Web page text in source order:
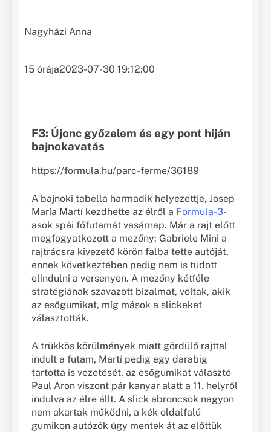
Nagyházi Anna
15 órája2023-07-30 19:12:00
F3: Újonc győzelem és egy pont híján
bajnokavatás
https://formula.hu/parc-ferme/36189
A bajnoki tabella harmadik helyezettje, Josep
María Martí kezdhette az élről a Formula-3-
asok spái főfutamát vasárnap. Már a rajt előtt
megfogyatkozott a mezőny: Gabriele Mini a
rajtrácsra kivezető körön falba tette autóját,
ennek következtében pedig nem is tudott
elindulni a versenyen. A mezőny kétféle
stratégiának szavazott bizalmat, voltak, akik
az esőgumikat, míg mások a slickeket
választották.
A trükkös körülmények miatt gördülő rajttal
indult a futam, Martí pedig egy darabig
tartotta is vezetését, az esőgumikat választó
Paul Aron viszont pár kanyar alatt a 11. helyről
indulva az élre állt. A slick abroncsok nagyon
nem akartak működni, a kék oldalfalú
gumikon autózók úgy mentek át az előttük